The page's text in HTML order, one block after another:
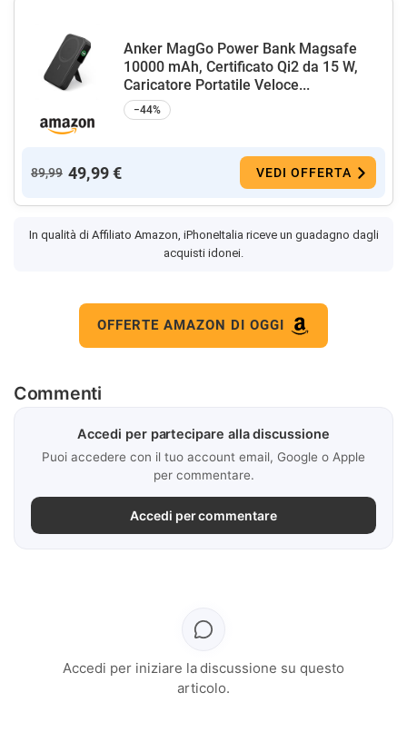
Anker MagGo Power Bank Magsafe
10000 mAh, Certificato Qi2 da 15 W,
Caricatore Portatile Veloce...
−44%
89,99 49,99 € VEDI OFFERTA
In qualità di Affiliato Amazon, iPhoneItalia riceve un guadagno dagli
acquisti idonei.
OFFERTE AMAZON DI OGGI
Commenti
Accedi per partecipare alla discussione
Puoi accedere con il tuo account email, Google o Apple
per commentare.
Accedi per commentare
Accedi per iniziare la discussione su questo
articolo.